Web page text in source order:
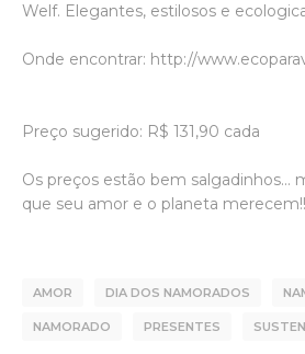
Welf. Elegantes, estilosos e
Onde encontrar: http://
Preço sugerido: R$ 131,90 cada
Os preços estão bem salgadinhos...
que seu amor e o planeta merecem!!
AMOR DIA DOS NAMORADOS
NAMORADO PRESENTES